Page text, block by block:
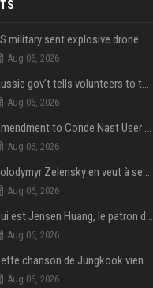
US military sent explosive drone boats into combat for the first time
Aug 06, 2026
Aussie gov’t tells volunteers to throw out thousands of functioning test routers
Aug 06, 2026
Amendment to Conde Nast User Agreement & Privacy Policy
Aug 06, 2026
Volodymyr Zelensky en veut à ses alliés après « l’une des attaques les plus tragiques » de la Russie à Kiev
Aug 06, 2026
Qui est Jensen Huang, le patron de Nvidia qui veut devenir l’homme fort de l’intelligence artificielle ?
Aug 06, 2026
Cette chanson de Jungkook vient de passer la barre des 1,5 milliard de streams... Et vous la connaissez sans le savoir !
Aug 06, 2026